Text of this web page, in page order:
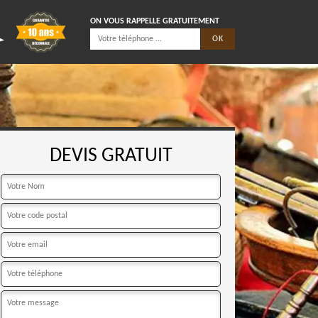
ON VOUS RAPPELLE GRATUITEMENT
DEVIS GRATUIT